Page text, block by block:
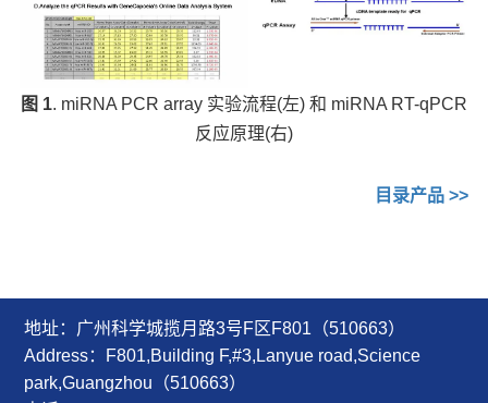
图 1. miRNA PCR array 实验流程(左) 和 miRNA RT-qPCR
反应原理(右)
目录产品 >>
地址：广州科学城揽月路3号F区F801（510663）
Address：F801,Building F,#3,Lanyue road,Science
park,Guangzhou（510663）